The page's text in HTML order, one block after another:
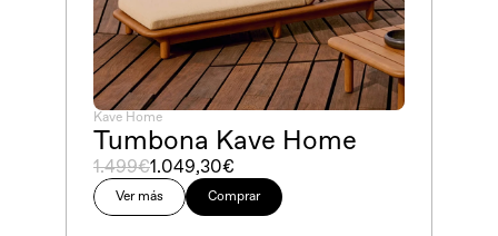
Ver más Comprar
Kave Home
Tumbona Kave Home
1.049,30€
1.499€